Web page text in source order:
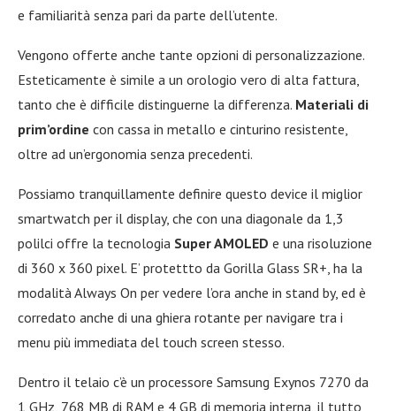
e familiarità senza pari da parte dell’utente.
Vengono offerte anche tante opzioni di personalizzazione.
Esteticamente è simile a un orologio vero di alta fattura,
tanto che è difficile distinguerne la differenza. Materiali di
prim’ordine con cassa in metallo e cinturino resistente,
oltre ad un’ergonomia senza precedenti.
Possiamo tranquillamente definire questo device il miglior
smartwatch per il display, che con una diagonale da 1,3
polilci offre la tecnologia Super AMOLED e una risoluzione
di 360 x 360 pixel. E’ protettto da Gorilla Glass SR+, ha la
modalità Always On per vedere l’ora anche in stand by, ed è
corredato anche di una ghiera rotante per navigare tra i
menu più immediata del touch screen stesso.
Dentro il telaio c’è un processore Samsung Exynos 7270 da
1 GHz, 768 MB di RAM e 4 GB di memoria interna, il tutto